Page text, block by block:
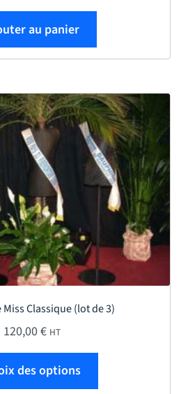
au panier
Miss Classique (lot de 3)
120,00€ HT
des options